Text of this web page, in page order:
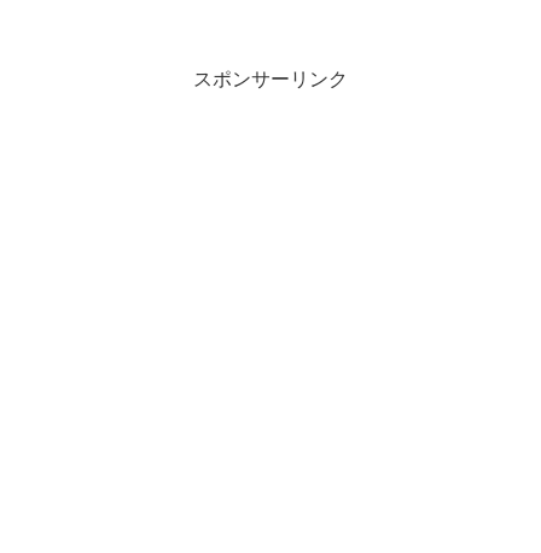
スポンサーリンク